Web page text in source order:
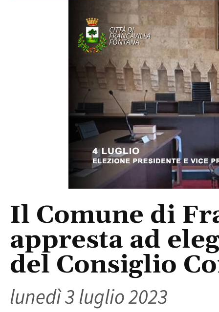
Il Comune di
appresta ad
del Consiglio
lunedì 3 luglio 2023